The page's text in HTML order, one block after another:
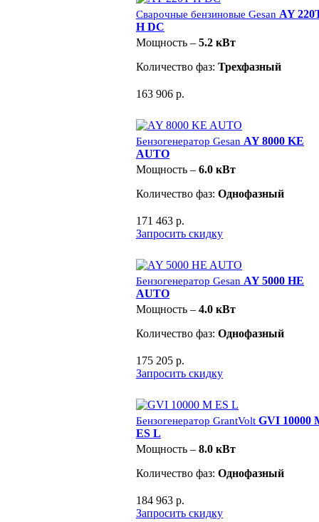
Сварочные бензиновые Gesan AY
H DC
Мощность – 5.2 кВт
Количество фаз: Трехфазный
163 906 р.
Бензогенератор Gesan AY 8000 KE
AUTO
Мощность – 6.0 кВт
Количество фаз: Однофазный
171 463 р.
Запросить скидку
Бензогенератор Gesan AY 5000 HE
AUTO
Мощность – 4.0 кВт
Количество фаз: Однофазный
175 205 р.
Запросить скидку
Бензогенератор GrantVolt GVI 10000
ES L
Мощность – 8.0 кВт
Количество фаз: Однофазный
184 963 р.
Запросить скидку